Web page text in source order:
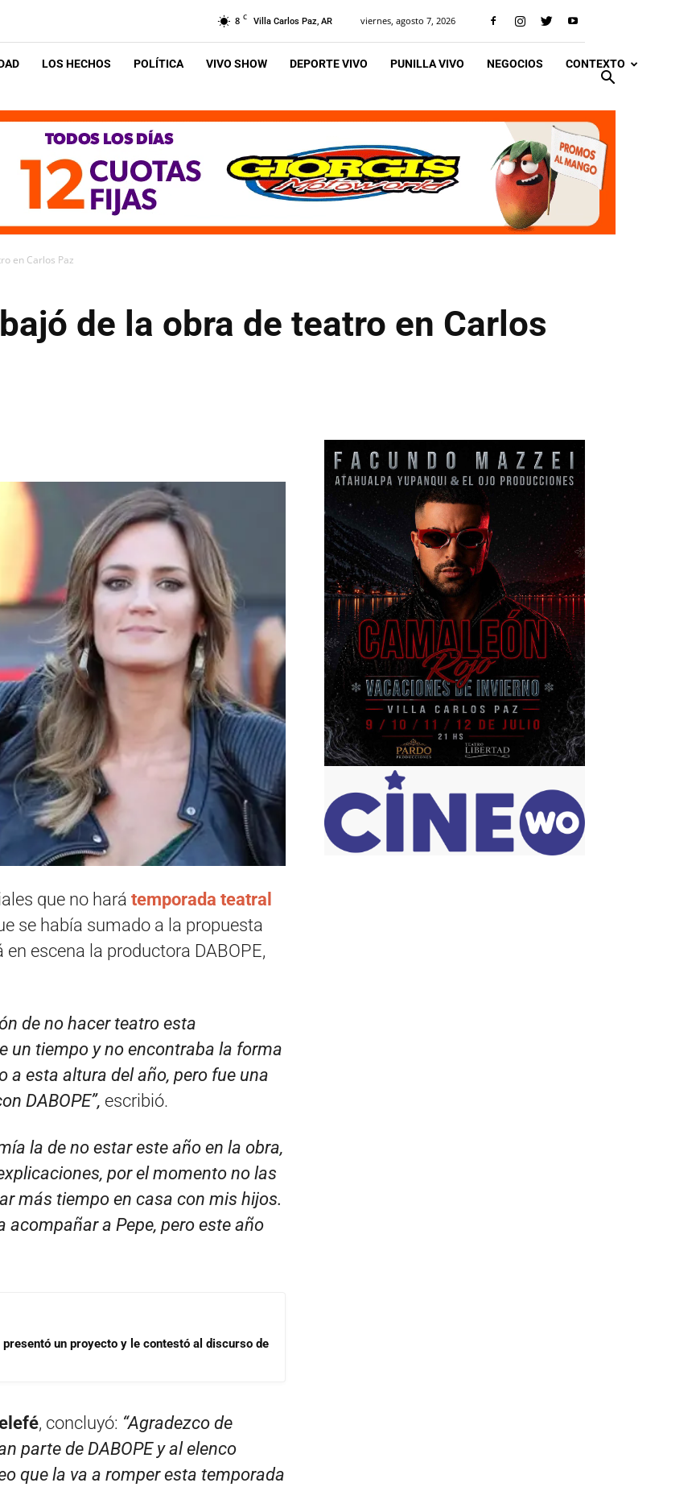
8 C Villa Carlos Paz, AR viernes, agosto 7, 2026
LOS HECHOS POLÍTICA VIVO SHOW DEPORTE VIVO PUNILLA VIVO NEGOCIOS CONTEXTO
en Carlos Paz
de la obra de teatro en Carlos
que no hará temporada teatral
se había sumado a la propuesta
escena la productora DABOPE,
de no hacer teatro esta
un tiempo y no encontraba la forma
a esta altura del año, pero fue una
DABOPE”, escribió.
la de no estar este año en la obra,
por el momento no las
más tiempo en casa con mis hijos.
a Pepe, pero este año
presentó un proyecto y le contestó al discurso de
, concluyó: “Agradezco de
parte de DABOPE y al elenco
que la va a romper esta temporada